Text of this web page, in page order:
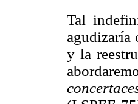
Tal
agudizaría
y la